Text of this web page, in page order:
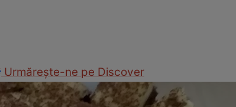
Urmărește-ne pe Discover